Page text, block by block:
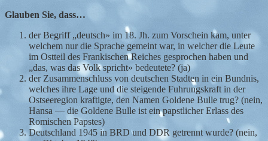
Glauben Sie, dass…
der Begriff „deutsch» im 18. Jh. zum Vorschein kam, unter
welchem nur die Sprache gemeint war, in welcher die Leute
im Ostteil des Frankischen Reiches gesprochen haben und
„das, was das Volk spricht» bedeutete? (ja)
der Zusammenschluss von deutschen Stadten in ein Bundnis,
welches ihre Lage und die steigende Fuhrungskraft in der
Ostseeregion kraftigte, den Namen Goldene Bulle trug? (nein,
Hansa — die Goldene Bulle ist ein papstlicher Erlass des
Romischen Papstes)
Deutschland 1945 in BRD und DDR getrennt wurde? (nein,